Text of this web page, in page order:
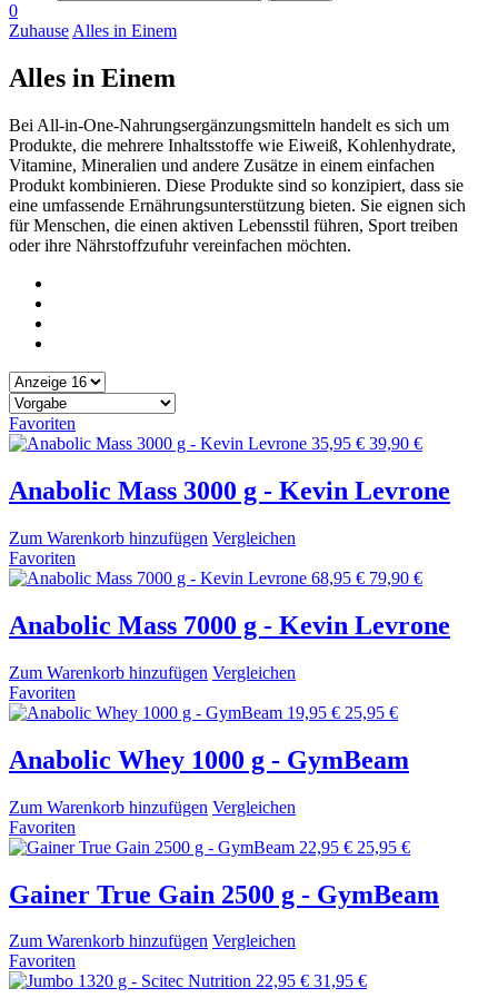
0
Zuhause Alles in Einem
Alles in Einem
Bei All-in-One-Nahrungsergänzungsmitteln handelt es sich um
Produkte, die mehrere Inhaltsstoffe wie Eiweiß, Kohlenhydrate,
Vitamine, Mineralien und andere Zusätze in einem einfachen
Produkt kombinieren. Diese Produkte sind so konzipiert, dass sie
eine umfassende Ernährungsunterstützung bieten. Sie eignen sich
für Menschen, die einen aktiven Lebensstil führen, Sport treiben
oder ihre Nährstoffzufuhr vereinfachen möchten.
Favoriten
35,95 € 39,90 €
Anabolic Mass 3000 g - Kevin Levrone
Zum Warenkorb hinzufügen Vergleichen
Favoriten
68,95 € 79,90 €
Anabolic Mass 7000 g - Kevin Levrone
Zum Warenkorb hinzufügen Vergleichen
Favoriten
19,95 € 25,95 €
Anabolic Whey 1000 g - GymBeam
Zum Warenkorb hinzufügen Vergleichen
Favoriten
22,95 € 25,95 €
Gainer True Gain 2500 g - GymBeam
Zum Warenkorb hinzufügen Vergleichen
Favoriten
22,95 € 31,95 €